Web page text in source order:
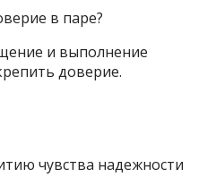
в паре?
и выполнение
доверие.
чувства надежности